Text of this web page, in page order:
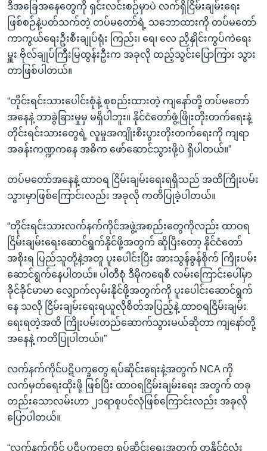
ဒီအခြေအနေတွေကို ရှင်းလင်းစဉ်မှာပဲ လက်ရှိငြိမ်းချမ်းရေး
ဖြစ်စဉ်နဲ့ပတ်သက်တဲ့ တပ်မတော်ရဲ့ သဘောထားကို တပ်မတော်
ကာကွယ်ရေးဦးစီးချုပ်ရုံး ကြည်း၊ ရေ၊ လေ ညှိနှိုင်းကွပ်ကဲရေး
မှူး ဗိုလ်ချုပ်ကြီးမြထွန်းဦးက အခုလို ထည့်သွင်းပြောကြား သွား
တာဖြစ်ပါတယ်။
“တိုင်းရင်းသားပေါင်းစုံနဲ့ စုစည်းထားတဲ့ ကျနော်တို့ တပ်မတော်
အနေနဲ့ ဘာခွဲခြားမှုမှ မရှိပါဘူး။ နိုင်ငံတော်ဖွံ့ဖြိုးတိုးတက်ရေးနဲ့
တိုင်းရင်းသားတွေရဲ့ လူမှုအကျိုးစီးပွားတိုးတက်ရေးကို ကျရာ
အခန်းကဏ္ဍကနေ အဓိက ဖော်ဆောင်သွားဖို့ပဲ ရှိပါတယ်။”
တပ်မတော်အနေနဲ့ ထာဝရ ငြိမ်းချမ်းရေးရရှိသည် အထိကြိုးပမ်း
သွားမှာဖြစ်ကြောင်းလည်း အခုလို ကတိပြုခဲ့ပါတယ်။
“တိုင်းရင်းသားလက်နက်ကိုင်အဖွဲ့အစည်းတွေကိုလည်း ထာဝရ
ငြိမ်းချမ်းရေးဆောင်ရွက်နိုင်ဖို့အတွက် ဆိုပြီးတော့ နိုင်ငံတော်
အစိုးရ ပြည်သူတို့နဲ့အတူ ပူးပေါင်းပြီး အားသွန်ခွန်စိုက် ကြိုးပမ်း
ဆောင်ရွက်နေပါတယ်။ ပါတီစုံ ဒီမိုကရေစီ လမ်းကြောင်းပေါ်မှာ
ခိုင်ခိုင်မာမာ လျှောက်လှမ်းနိုင်ဖို့အတွက်ကို ပူးပေါင်းဆောင်ရွက်
နေ သလို ငြိမ်းချမ်းရေးရယူလိုစိတ်အပြည့်နဲ့ ထာဝရငြိမ်းချမ်း
ရေးရတဲ့အထိ ကြိုးပမ်းတည်ဆောက်သွားမယ်ဆိုတာ ကျနော်တို့
အနေနဲ့ ကတိပြုပါတယ်။”
လက်နက်ကိုင်ပဋိပက္ခတွေ ရပ်ဆိုင်းရေးနဲ့အတွက် NCA ကို
လက်မှတ်ရေးထိုးဖို့ ဖြစ်ပြီး ထာဝရငြိမ်းချမ်းရေး အတွက် တခု
တည်းသောလမ်းဟာ ၂၁ရာစုပင်လုံဖြစ်ကြောင်းလည်း အခုလို
ပြောပါတယ်။
“လက်နက်ကိုင် ပဋိပက္ခ္ခတွေ ရပ်ဆိုင်းရေးအတွက် တနိုင်ငံလုံး